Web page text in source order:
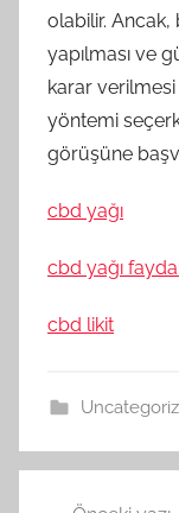
olabilir. Ancak,
yapılması ve
karar
yöntemi
görüşüne
cbd yağı
cbd yağı
cbd likit